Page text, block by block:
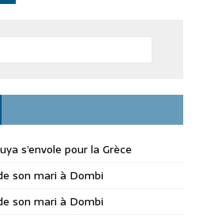
s’envole pour la Grèce
son mari à Dombi
son mari à Dombi